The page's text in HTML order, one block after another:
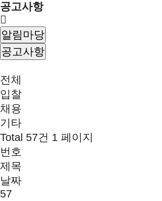
공고사항
알림마당
공고사항
전체
입찰
채용
기타
Total 57건 1 페이지
번호
제목
날짜
57